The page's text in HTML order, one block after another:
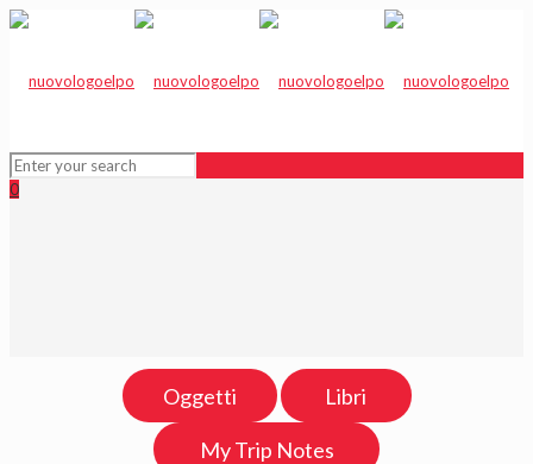
0
Oggetti Libri
My Trip Notes